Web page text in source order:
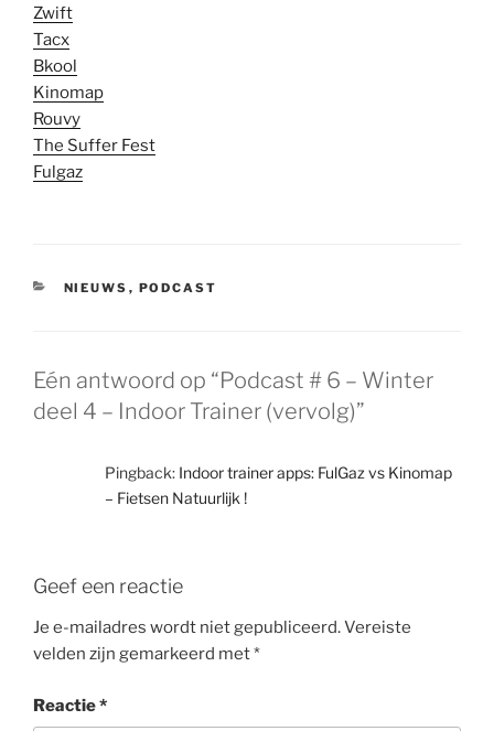
Zwift
Tacx
Bkool
Kinomap
Rouvy
The Suffer Fest
Fulgaz
CATEGORIEËN
NIEUWS , PODCAST
Eén antwoord op “Podcast # 6 – Winter
deel 4 – Indoor Trainer (vervolg)”
Pingback: Indoor trainer apps: FulGaz vs Kinomap
– Fietsen Natuurlijk !
Geef een reactie
Je e-mailadres wordt niet gepubliceerd.Vereiste
velden zijn gemarkeerd met*
Reactie*